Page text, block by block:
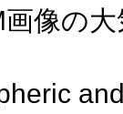
像の